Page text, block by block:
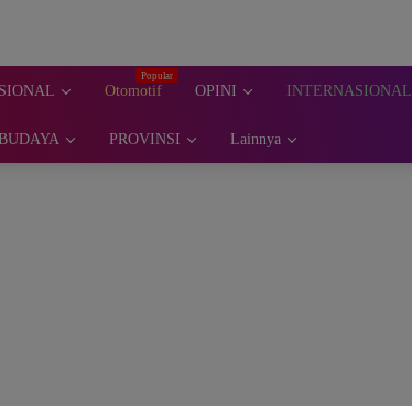
Otomotif OPINI INTERNASIONAL
PROVINSI Lainnya